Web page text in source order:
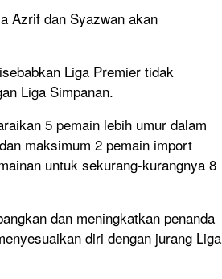
Azrif dan Syazwan akan
Liga Premier tidak
Liga Simpanan.
5 pemain lebih umur dalam
maksimum 2 pemain import
untuk sekurang-kurangnya 8
dan meningkatkan penanda
diri dengan jurang Liga